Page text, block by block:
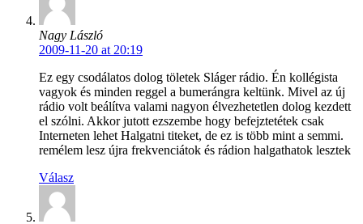
Nagy László
2009-11-20 at 20:19
Ez egy csodálatos dolog töletek Sláger rádio. Én kollégista
vagyok és minden reggel a bumerángra keltünk. Mivel az új
rádio volt beálítva valami nagyon élvezhetetlen dolog kezdett
el szólni. Akkor jutott ezszembe hogy befejztetétek csak
Interneten lehet Halgatni titeket, de ez is több mint a semmi.
remélem lesz újra frekvenciátok és rádion halgathatok lesztek
Válasz